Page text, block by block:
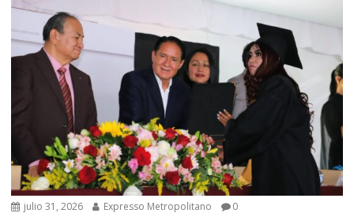
julio 31, 2026 Expresso Metropolitano 0